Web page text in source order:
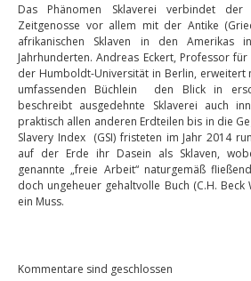
Das Phänomen Sklaverei verbindet der
Zeitgenosse vor allem mit der Antike
afrikanischen Sklaven in den Amerikas
Jahrhunderten. Andreas Eckert, Professor
der Humboldt-Universität in Berlin, erweitert
umfassenden Büchlein den Blick in
beschreibt ausgedehnte Sklaverei auch
praktisch allen anderen Erdteilen bis in die
Slavery Index (GSI) fristeten im Jahr 2014
auf der Erde ihr Dasein als Sklaven,
genannte „freie Arbeit“ naturgemäß
doch ungeheuer gehaltvolle Buch (C.H. Beck
ein Muss.
Kommentare sind geschlossen